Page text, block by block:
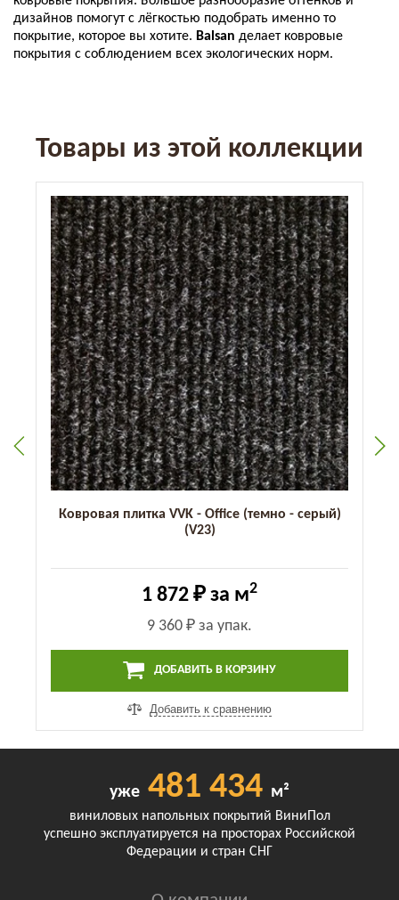
дизайнов помогут с лёгкостью подобрать именно то
покрытие, которое вы хотите. Balsan делает ковровые
покрытия с соблюдением всех экологических норм.
Товары из этой коллекции
Ковровая плитка VVK - Office (темно - серый)
(V23)
1 872 ₽ за м2
9 360 ₽ за упак.
ДОБАВИТЬ В КОРЗИНУ
Добавить к сравнению
уже 481 434 м²
виниловых напольных покрытий ВиниПол
успешно эксплуатируется на просторах Российской
Федерации и стран СНГ